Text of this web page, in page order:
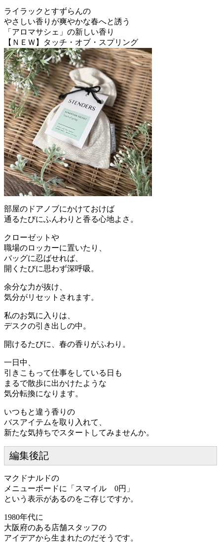
ライラックとすずらんの
やさしい香りが爽やかな春へと誘う
「アロマサシェ」の新しい香り
【ＮＥＷ】タッチ・オブ・スプリング
部屋のドアノブにかけておけば
通るたびにふんわりと香る心地よさ。
クローゼットや
職場のロッカーに置いたり、
バッグに忍ばせれば、
開くたびに思わず深呼吸。
余分な力が抜け、
気分がリセットされます。
私のお気に入りは、
デスクの引き出しの中。
開けるたびに、春の香りがふわり。
一日中、
引きこもって仕事をしている日も
まるで散歩に出かけたような
気分転換になります。
いつもと違う香りの
バスアイテムを取り入れて、
新たな気持ちでスタートしてみませんか。
編集後記
マクドナルドの
メニューボードに「スマイル 0円」
という表示があるのをご存じですか。
1980年代に
大阪府のある店舗スタッフの
アイデアから生まれたのだそうです。